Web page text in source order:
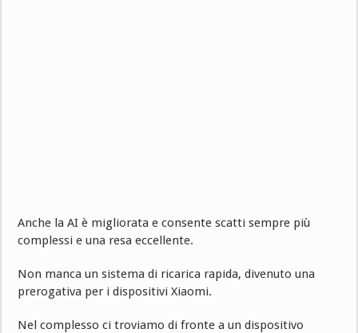
Anche la AI è migliorata e consente scatti sempre più
complessi e una resa eccellente.
Non manca un sistema di ricarica rapida, divenuto una
prerogativa per i dispositivi Xiaomi.
Nel complesso ci troviamo di fronte a un dispositivo